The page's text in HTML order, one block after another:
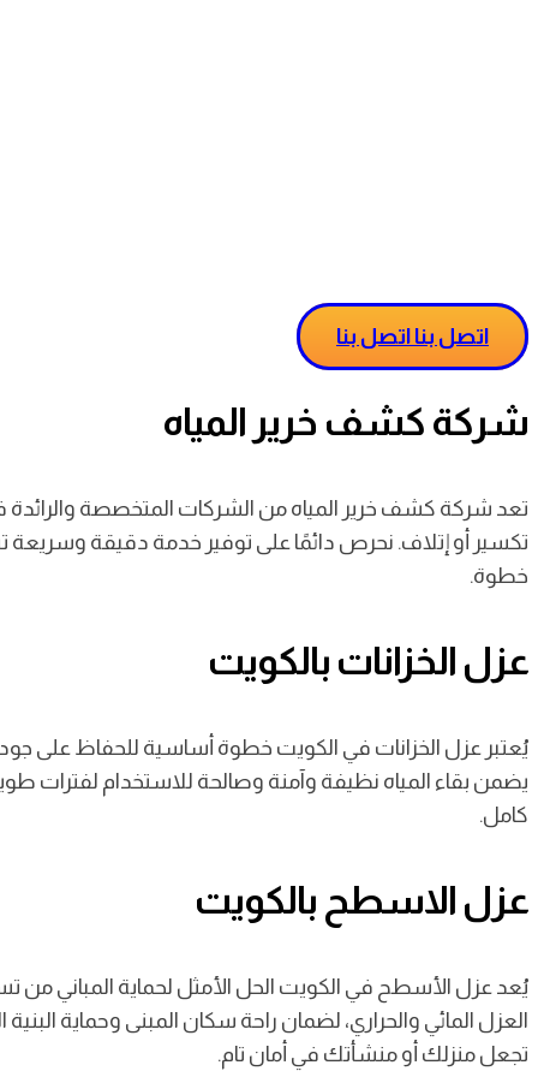
اتصل بنا اتصل بنا
شركة كشف خرير المياه
تعد شركة كشف خرير المياه من الشركات المتخصصة والرائدة
تكسير أو إتلاف. نحرص دائمًا على توفير خدمة دقيقة وسريعة
خطوة.
عزل الخزانات بالكويت
يُعتبر عزل الخزانات في الكويت خطوة أساسية للحفاظ على
يضمن بقاء المياه نظيفة وآمنة وصالحة للاستخدام لفترات
كامل.
عزل الاسطح بالكويت
يُعد عزل الأسطح في الكويت الحل الأمثل لحماية المباني من
العزل المائي والحراري، لضمان راحة سكان المبنى وحماية
تجعل منزلك أو منشأتك في أمان تام.